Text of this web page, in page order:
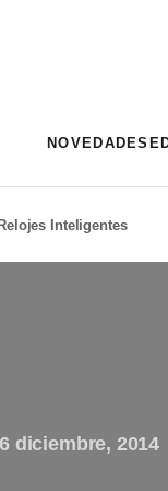
NOVEDADES
Inteligentes
diciembre, 2014